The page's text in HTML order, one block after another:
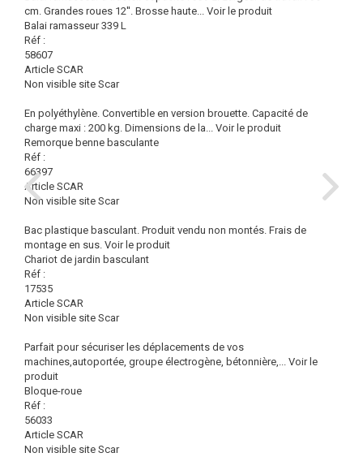
cm. Grandes roues 12''. Brosse haute... Voir le produit
Balai ramasseur 339 L
Réf :
58607
Article SCAR
Non visible site Scar
En polyéthylène. Convertible en version brouette. Capacité de
charge maxi : 200 kg. Dimensions de la... Voir le produit
Remorque benne basculante
Réf :
66397
Article SCAR
Non visible site Scar
Bac plastique basculant. Produit vendu non montés. Frais de
montage en sus. Voir le produit
Chariot de jardin basculant
Réf :
17535
Article SCAR
Non visible site Scar
Parfait pour sécuriser les déplacements de vos
machines,autoportée, groupe électrogène, bétonnière,... Voir le
produit
Bloque-roue
Réf :
56033
Article SCAR
Non visible site Scar